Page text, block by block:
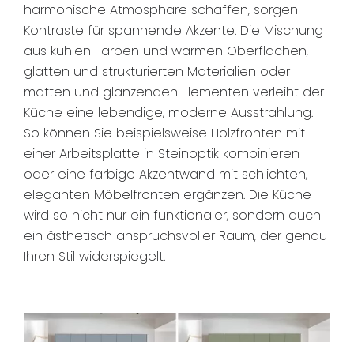
harmonische Atmosphäre schaffen, sorgen
Kontraste für spannende Akzente. Die Mischung
aus kühlen Farben und warmen Oberflächen,
glatten und strukturierten Materialien oder
matten und glänzenden Elementen verleiht der
Küche eine lebendige, moderne Ausstrahlung.
So können Sie beispielsweise Holzfronten mit
einer Arbeitsplatte in Steinoptik kombinieren
oder eine farbige Akzentwand mit schlichten,
eleganten Möbelfronten ergänzen. Die Küche
wird so nicht nur ein funktionaler, sondern auch
ein ästhetisch anspruchsvoller Raum, der genau
Ihren Stil widerspiegelt.